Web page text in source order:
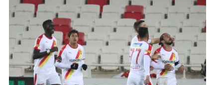
SİYASET
EĞİTİM
GALERİ
VİDEO